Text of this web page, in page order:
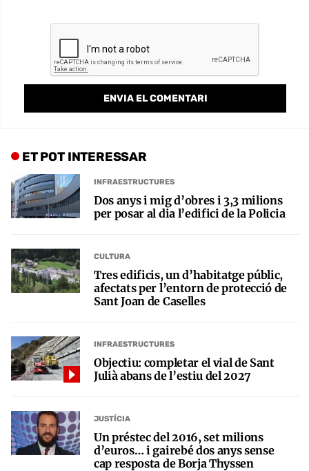
ET POT INTERESSAR
INFRAESTRUCTURES
Dos anys i mig d’obres i 3,3 milions
per posar al dia l’edifici de la Policia
CULTURA
Tres edificis, un d’habitatge públic,
afectats per l’entorn de protecció de
Sant Joan de Caselles
INFRAESTRUCTURES
Objectiu: completar el vial de Sant
Julià abans de l’estiu del 2027
JUSTÍCIA
Un préstec del 2016, set milions
d’euros… i gairebé dos anys sense
cap resposta de Borja Thyssen